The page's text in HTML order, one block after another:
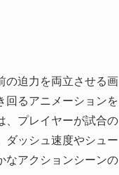
の迫力を両立させる画
回るアニメーションを
、プレイヤーが試合の
ダッシュ速度やシュー
なアクションシーンの